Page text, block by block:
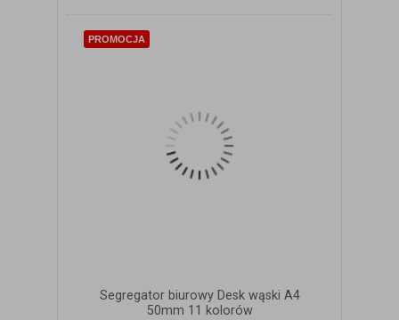
PROMOCJA
Segregator biurowy Desk wąski A4
50mm 11 kolorów